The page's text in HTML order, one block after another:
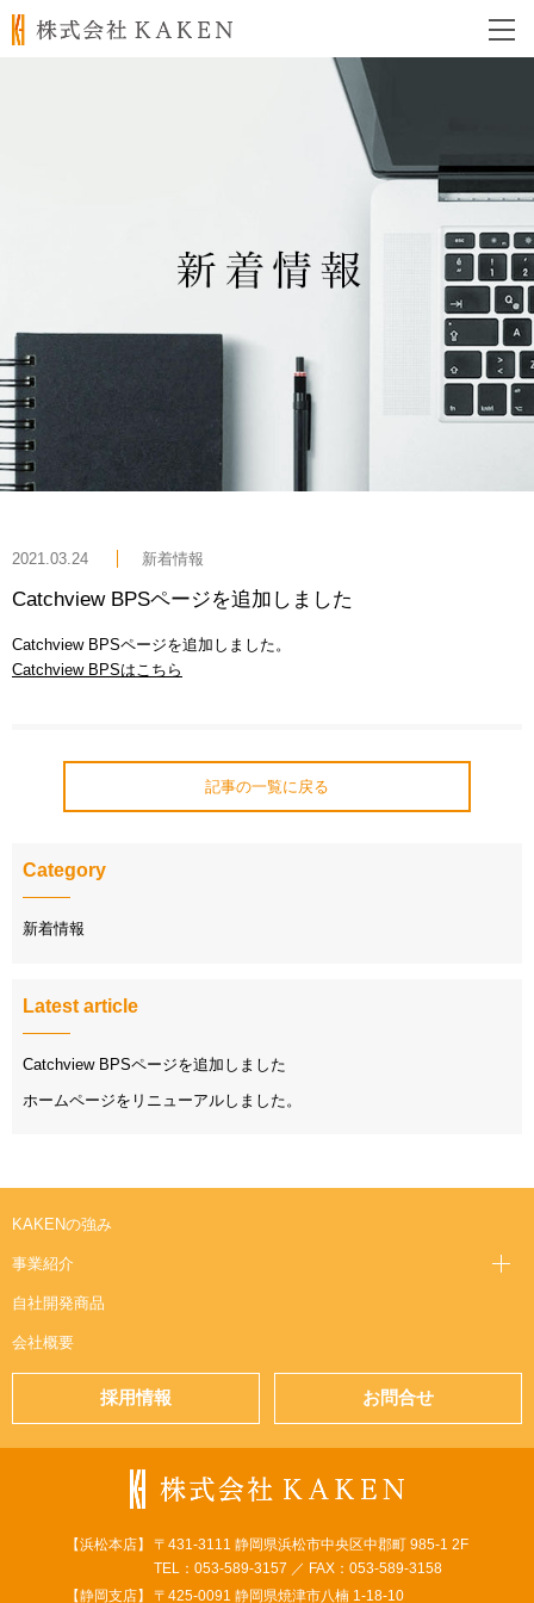
2021.03.24 新着情報
Catchview BPSページを追加しました
Catchview BPSページを追加しました。
Catchview BPSはこちら
記事の一覧に戻る
Category
新着情報
Latest article
Catchview BPSページを追加しました
ホームページをリニューアルしました。
KAKENの強み
事業紹介
自社開発商品
会社概要
採用情報 お問合せ
【浜松本店】
〒431-3111 静岡県浜松市中央区中郡町 985-1 2F
TEL：053-589-3157 ／ FAX：053-589-3158
【静岡支店】
〒425-0091 静岡県焼津市八楠 1-18-10